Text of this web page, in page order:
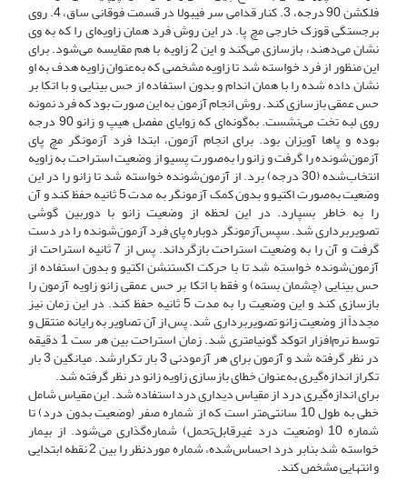
فلکشن 90 درجه، 3. کنار قدامی سر فیبولا در قسمت فوقانی ساق، 4. روی
برجستگی قوزک خارجی مچ پا. در این روش فرد همان زاویه‌ای را که به وی
نشان می‌دهند، بازسازی می‌کند و این 2 زاویه با هم مقایسه می‌‌شود. برای
این منظور از فرد خواسته شد تا زاویه مشخصی که به‌عنوان زاویه هدف به او
نشان داده شده را با همان اندام و بدون استفاده از حس بینایی و با اتکا بر
حس عمقی بازسازی کند. روش انجام آزمون به این صورت بود که فرد نمونه
روی لبه تخت می‌نشست. به‌گونه‌ای که زوایای مفصل هیپ و زانو 90 درجه
بوده و پاها آویزان بود. برای انجام آزمون، ابتدا فرد آزمونگر مچ پای
آزمون‌شونده را گرفت و زانو را به‌صورت پسیو از وضعیت استراحت به زاویه
انتخاب‌شده (30 درجه) برد. از آزمون‌شونده خواسته شد تا زانو را در این
وضعیت به‌صورت اکتیو و بدون کمک آزمونگر به مدت 5 ثانیه حفظ کند و آن
را به خاطر بسپارد. در این لحظه از وضعیت زانو با دوربین گوشی
تصویر‌برداری شد. سپس‌آزمونگر دوباره پای فرد آزمون‌شونده را در دست
گرفت و آن را به وضعیت استراحت بازگرداند. پس از 7 ثانیه استراحت از
آزمون‌شونده خواسته شد تا با حرکت اکستنشن اکتیو و بدون استفاده از
حس بینایی (چشمان بسته) و فقط با اتکا بر حس عمقی زانو زاویه آزمون را
بازسازی کند و این وضعیت را به مدت 5 ثانیه حفظ کند. در این زمان نیز
مجدداً از وضعیت زانو تصویر‌برداری شد. پس از آن تصاویر به رایانه منتقل و
توسط نرم‌افزار اتوکد گونیامتری شد. زمان استراحت بین هر ست 1 دقیقه
در نظر گرفته شد و آزمون برای هر آزمودنی 3 بار تکرارشد. میانگین 3 بار
تکراز اندازه‌گیری به‌عنوان خطای بازسازی زاویه زانو در نظر گرفته شد.
برای اندازه‌گیری درد از مقیاس دیداری درد استفاده شد. این مقیاس شامل
خطی به طول 10 سانتی‌متر است که از شماره صفر (وضعیت بدون درد) تا
شماره 10 (وضعیت درد غیر‌قابل‌تحمل) شماره‌گذاری می‌شود. از بیمار
خواسته شد بنابر درد احساس‌شده، شماره مورد‌نظر را بین 2 نقطه ابتدایی
و انتهایی مشخص کند.